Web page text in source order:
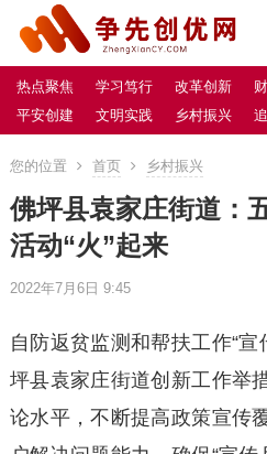
热点聚焦 学习笃行 改革创新
平安创建
文明实践 乡村振兴
您的位置 首页 乡村振兴
佛坪县袁家庄街道：
活动“火”起来
2022年7月6日 9:45
自防返贫监测和帮扶工作“
坪县袁家庄街道创新工作举
论水平，不断提高政策宣传